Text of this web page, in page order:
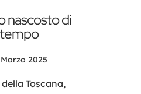
nascosto di
2025
Toscana,